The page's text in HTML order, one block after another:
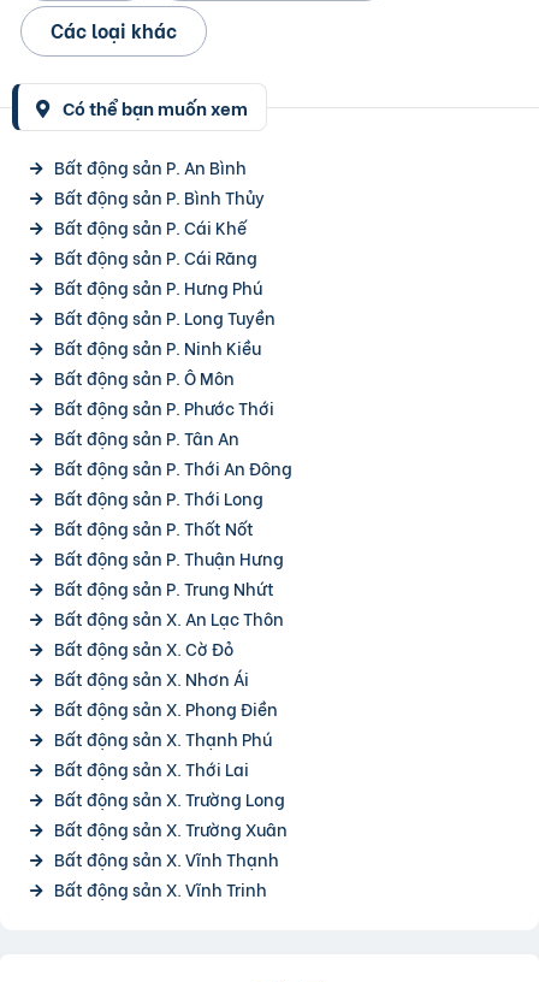
Các loại khác
Có thể bạn muốn xem
Bất động sản P. An Bình
Bất động sản P. Bình Thủy
Bất động sản P. Cái Khế
Bất động sản P. Cái Răng
Bất động sản P. Hưng Phú
Bất động sản P. Long Tuyền
Bất động sản P. Ninh Kiều
Bất động sản P. Ô Môn
Bất động sản P. Phước Thới
Bất động sản P. Tân An
Bất động sản P. Thới An Đông
Bất động sản P. Thới Long
Bất động sản P. Thốt Nốt
Bất động sản P. Thuận Hưng
Bất động sản P. Trung Nhứt
Bất động sản X. An Lạc Thôn
Bất động sản X. Cờ Đỏ
Bất động sản X. Nhơn Ái
Bất động sản X. Phong Điền
Bất động sản X. Thạnh Phú
Bất động sản X. Thới Lai
Bất động sản X. Trường Long
Bất động sản X. Trường Xuân
Bất động sản X. Vĩnh Thạnh
Bất động sản X. Vĩnh Trinh